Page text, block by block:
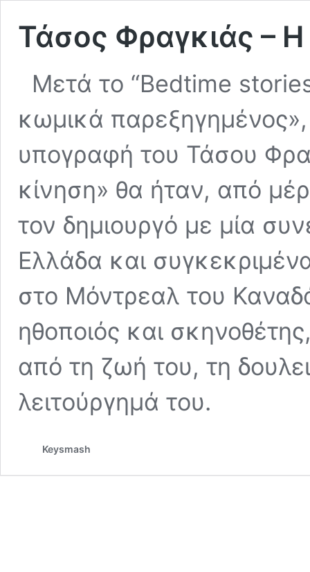
Τάσος Φραγκιάς –
Μετά το “Bedtime
κωμικά
υπογραφή του Τάσου
κίνηση» θα ήταν, από
τον δημιουργό με μία
Ελλάδα και
στο Μόντρεαλ του
ηθοποιός και
από τη ζωή του, τη
λειτούργημά του.
Keysmash